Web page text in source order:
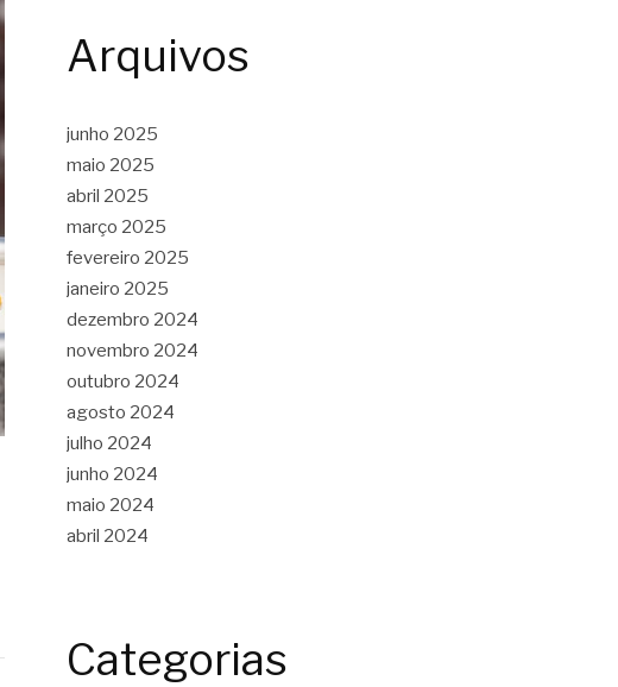
Arquivos
junho 2025
maio 2025
abril 2025
março 2025
fevereiro 2025
janeiro 2025
dezembro 2024
novembro 2024
outubro 2024
agosto 2024
julho 2024
junho 2024
maio 2024
abril 2024
Categorias